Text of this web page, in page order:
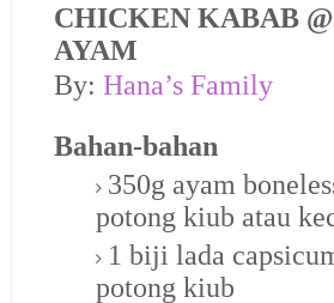
CHICKEN KABAB
AYAM
By: Hana’s Family
Bahan-bahan
350g ayam
potong kiub atau
1 biji lada
potong kiub